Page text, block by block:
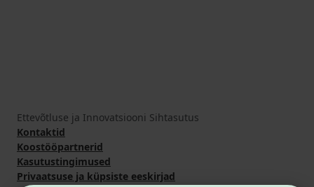
Ettevõtluse ja Innovatsiooni Sihtasutus
Kontaktid
Koostööpartnerid
Kasutustingimused
Privaatsuse ja küpsiste eeskirjad